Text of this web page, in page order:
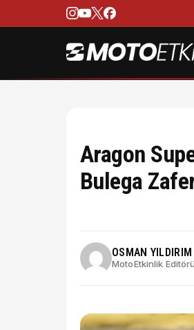
Aragon
Bulega
OSMAN YILDIRIM
MotoEtkinlik Editörü